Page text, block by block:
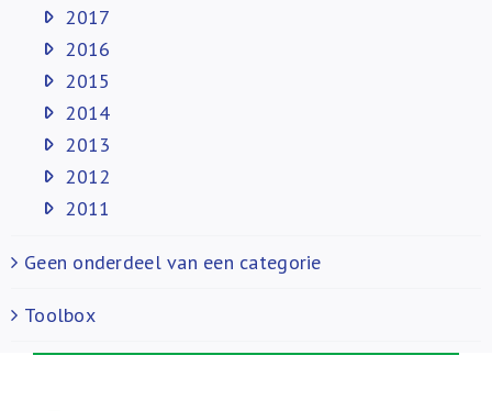
2017
2016
2015
2014
2013
2012
2011
Geen onderdeel van een categorie
Toolbox